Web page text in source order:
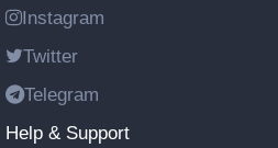
Instagram
Twitter
Telegram
Help & Support